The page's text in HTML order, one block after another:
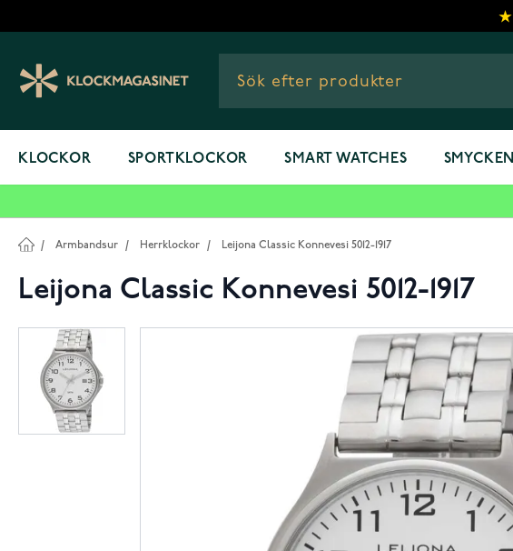
KLOCKOR SPORTKLOCKOR SMART WATCHES SMYCKEN
/ Armbandsur / Herrklockor / Leijona Classic Konnevesi 5012-1917
Leijona Classic Konnevesi 5012-1917